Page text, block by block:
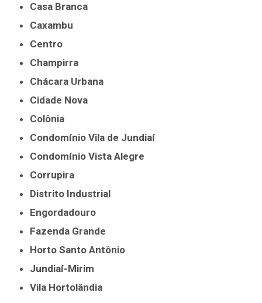
Casa Branca
Caxambu
Centro
Champirra
Chácara Urbana
Cidade Nova
Colônia
Condomínio Vila de Jundiaí
Condomínio Vista Alegre
Corrupira
Distrito Industrial
Engordadouro
Fazenda Grande
Horto Santo Antônio
Jundiaí-Mirim
Vila Hortolândia